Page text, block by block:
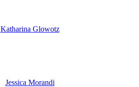
Katharina Glowotz
Jessica Morandi